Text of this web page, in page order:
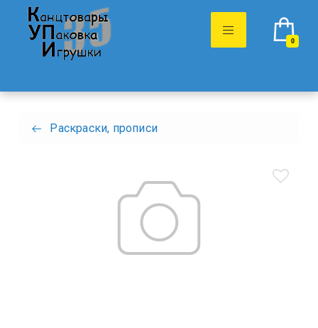
0
Раскраски, прописи